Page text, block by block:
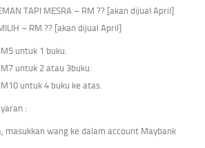
TAPI MESRA – RM ?? [akan dijual April]
– RM ?? [akan dijual April]
untuk 1 buku.
untuk 2 atau 3buku.
untuk 4 buku ke atas.
:
masukkan wang ke dalam account Maybank